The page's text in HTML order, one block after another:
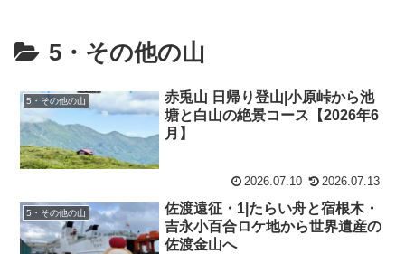
5・その他の山
5・その他の山
赤兎山 日帰り登山|小原峠から池
塘と白山の絶景コース【2026年6
月】
2026.07.10 2026.07.13
5・その他の山
佐渡遠征・1|たらい舟と宿根木・
吉永小百合ロケ地から世界遺産の
佐渡金山へ